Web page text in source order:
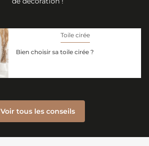
Toile cirée
Bien choisir sa toile cirée ?
Voir tous les conseils